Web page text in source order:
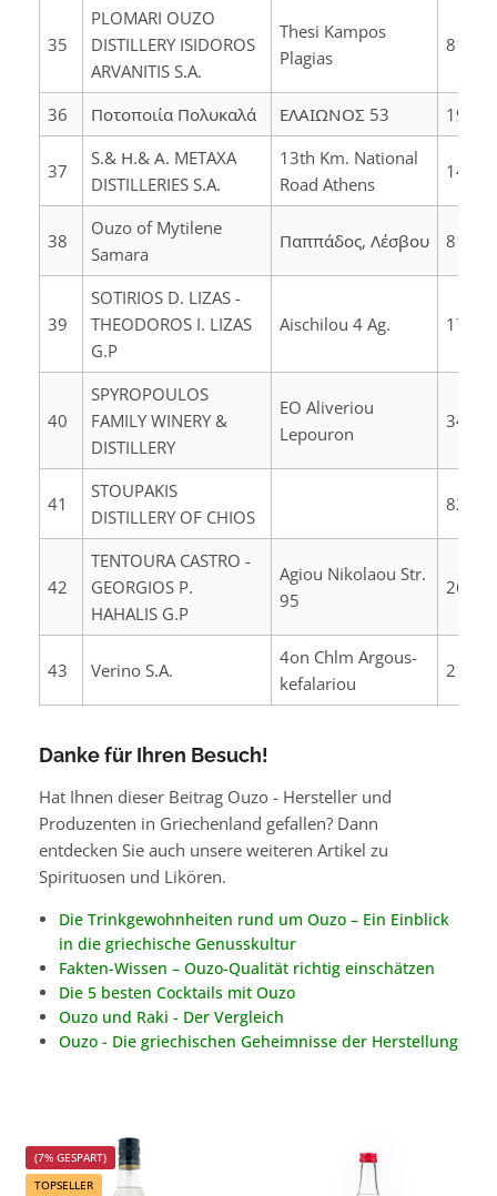
35
PLOMARI OUZO
DISTILLERY ISIDOROS
ARVANITIS S.A.
Thesi Kampos
Plagias
81200
36 Ποτοποιία Πολυκαλά ΕΛΑΙΩΝΟΣ 53 19001
37
S.& Η.& Α. METAXA
DISTILLERIES S.A.
13th Km. National
Road Athens
14564
38
Ouzo of Mytilene
Samara
Παππάδος, Λέσβου 81106
39
SOTIRIOS D. LIZAS -
THEODOROS I. LIZAS
G.P
Aischilou 4 Ag. 17343
40
SPYROPOULOS
FAMILY WINERY &
DISTILLERY
EO Aliveriou
Lepouron
34500
41
STOUPAKIS
DISTILLERY OF CHIOS
82100
42
TENTOURA CASTRO -
GEORGIOS P.
HAHALIS G.P
Agiou Nikolaou Str.
95
26225
43 Verino S.A.
4on Chlm Argous-
kefalariou
21200
Danke für Ihren Besuch!
Hat Ihnen dieser Beitrag Ouzo - Hersteller und
Produzenten in Griechenland gefallen? Dann
entdecken Sie auch unsere weiteren Artikel zu
Spirituosen und Likören.
Die Trinkgewohnheiten rund um Ouzo – Ein Einblick
in die griechische Genusskultur
Fakten-Wissen – Ouzo-Qualität richtig einschätzen
Die 5 besten Cocktails mit Ouzo
Ouzo und Raki - Der Vergleich
Ouzo - Die griechischen Geheimnisse der Herstellung
(7% GESPART)
TOPSELLER